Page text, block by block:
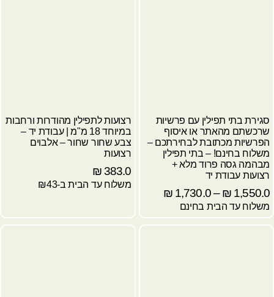
סגירת בתי תפילין עם פרשיות
שרכשתם מהאתר או איסוף
הפרשיות מכתובת לבחירתכם –
משלוח בחינם! – בתי תפילין
מבהמה גסה פרוד מלא +
רצועות עבודת יד
1,550.0
₪
–
1,730.0
₪
משלוח עד הבית בחינם
רצועות לתפילין מהודרות ורחבות
במיוחד 18 מ"מ | עבודת יד –
צבע שחור שחור – אלבוים
רצועות
383.0
₪
משלוח עד הבית ב-₪43